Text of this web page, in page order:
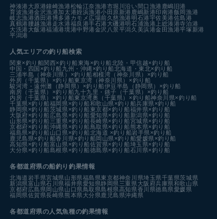
神湊港 大原港鐘崎漁港松輪江奈漁港市堀川沿い 間口漁港 鹿嶋旧港
育波漁港金沢漁港加太港姪浜漁港小田原新港 鹿嶋新港印南港飯岡漁港
岐志漁港酒田港博多港カモメ広場前久慈漁港 明石港宇佐美港佐島港
真鶴港 腰越漁港 走水港福良港手石港 大磯港明石浦漁港 上総湊港寺泊港
大洗港 大飯港福浦港境港中野港金沢八景平潟久美浜港金田漁港平塚新港
平潟港
人気エリアの釣り船検索
関東×釣り船関西×釣り船 東海×釣り船北陸・甲信越×釣り船
中国・四国×釣り船 九州・沖縄×釣り船北海道・東北×釣り船
三浦半島（神奈川県）×釣り船相模湾（神奈川県）×釣り船
外房（千葉県）×釣り船東京湾（神奈川県）×釣り船
駿河湾・遠州灘（静岡県）×釣り船伊豆半島（静岡県）×釣り船
南房（千葉県）×釣り船九十九里・銚子（千葉県）×釣り船
内房（千葉県）×釣り船東京湾奥（千葉県）×釣り船神奈川県×釣り船
千葉県×釣り船福岡県×釣り船和歌山県×釣り船兵庫県×釣り船
静岡県×釣り船茨城県×釣り船 東京都×釣り船福井県×釣り船
大阪府×釣り船 広島県×釣り船愛知県×釣り船 新潟県×釣り船
山形県×釣り船 三重県×釣り船長崎県×釣り船宮城県×釣り船
京都府×釣り船沖縄県×釣り船鳥取県×釣り船 熊本県×釣り船
福島県×釣り船 山口県×釣り船北海道 ×釣り船岩手県×釣り船
鹿児島県×釣り船香川県×釣り船 岡山県×釣り船愛媛県×釣り船
高知県×釣り船富山県×釣り船佐賀県×釣り船埼玉県×釣り船
大分県×釣り船島根県×釣り船徳島県×釣り船石川県×釣り船
各都道府県の船釣り釣果情報
北海道岩手県宮城県山形県福島県東京都神奈川県埼玉県千葉県茨城県
新潟県富山県石川県福井県愛知県静岡県三重県大阪府兵庫県和歌山県
京都府広島県岡山県山口県鳥取県島根県高知県香川県徳島県愛媛県
福岡県佐賀県長崎県熊本県大分県鹿児島県沖縄県
各都道府県の人気魚種の釣果情報